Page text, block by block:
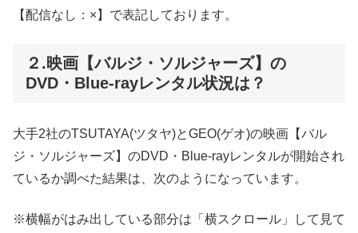
【配信なし：×】で表記しております。
２.映画【バルジ・ソルジャーズ】の
DVD・Blue-rayレンタル状況は？
大手2社のTSUTAYA(ツタヤ)とGEO(ゲオ)の映画【バル
ジ・ソルジャーズ】のDVD・Blue-rayレンタルが開始され
ているか調べた結果は、次のようになっています。
※横幅がはみ出している部分は「横スクロール」して見て